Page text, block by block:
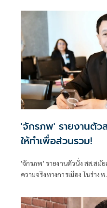
'จักรภพ' รายงานตั
ให้ทำเพื่อส่วนรวม!
'จักรภพ' รายงานตัวนั่ง สส.สมั
ความจริงทางการเมือง ในร่า
ความนิยมวันนี้พรุ่งนี้